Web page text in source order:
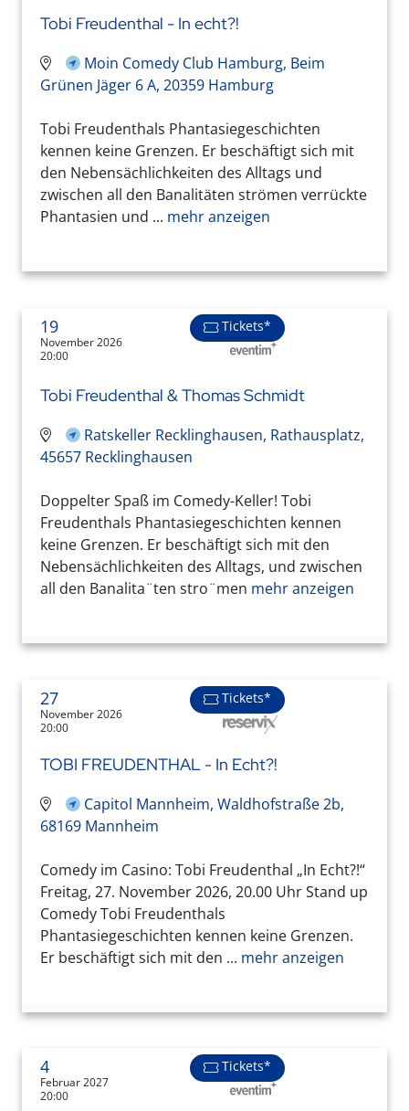
Tobi Freudenthal - In echt?!
Moin Comedy Club Hamburg, Beim
Grünen Jäger 6 A, 20359 Hamburg
Tobi Freudenthals Phantasiegeschichten
kennen keine Grenzen. Er beschäftigt sich mit
den Nebensächlichkeiten des Alltags und
zwischen all den Banalitäten strömen verrückte
Phantasien und ... mehr anzeigen
19
November 2026
20:00
Tickets*
Tobi Freudenthal & Thomas Schmidt
Ratskeller Recklinghausen, Rathausplatz,
45657 Recklinghausen
Doppelter Spaß im Comedy-Keller! Tobi
Freudenthals Phantasiegeschichten kennen
keine Grenzen. Er beschäftigt sich mit den
Nebensächlichkeiten des Alltags, und zwischen
all den Banalita¨ten stro¨men mehr anzeigen
27
November 2026
20:00
Tickets*
TOBI FREUDENTHAL - In Echt?!
Capitol Mannheim, Waldhofstraße 2b,
68169 Mannheim
Comedy im Casino: Tobi Freudenthal „In Echt?!“
Freitag, 27. November 2026, 20.00 Uhr Stand up
Comedy Tobi Freudenthals
Phantasiegeschichten kennen keine Grenzen.
Er beschäftigt sich mit den ... mehr anzeigen
4
Februar 2027
20:00
Tickets*